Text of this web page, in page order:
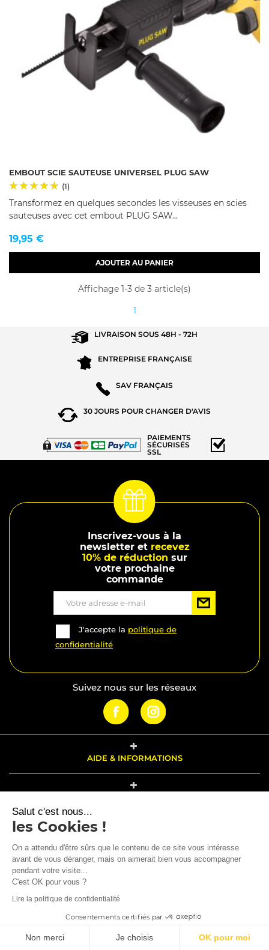
EMBOUT SCIE SAUTEUSE UNIVERSEL PLUG SAW
(1)
Transformez en quelques secondes les visseuses en scies
sauteuses avec cet embout PLUG SAW...
Prix
19,95 €
AJOUTER AU PANIER
Affichage 1-3 de 3 article(s)
1
LIVRAISON SOUS48H - 72H
ENTREPRISE FRANÇAISE
SAV FRANÇAIS
30 JOURS POUR CHANGER D'AVIS
PAIEMENTS
SÉCURISÉS
SSL
Inscrivez-vous à la
newsletter etrecevez
10% de réduction sur
votre prochaine
commande
J'accepte la politique de
confidentialité
Suivez nous sur les réseaux
AIDE & INFORMATIONS
© 2026 - brosziotools.fr
Salut c'est nous...
les Cookies !
On a attendu d'être sûrs que le contenu de ce site vous intéresse
avant de vous déranger, mais on aimerait bien vous accompagner
pendant votre visite...
C'est OK pour vous ?
Lire la politique de confidentialité
Consentements certifiés par
Non merci Je choisis OK pour moi